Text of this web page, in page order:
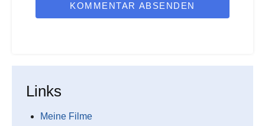
KOMMENTAR ABSENDEN
Links
Meine Filme